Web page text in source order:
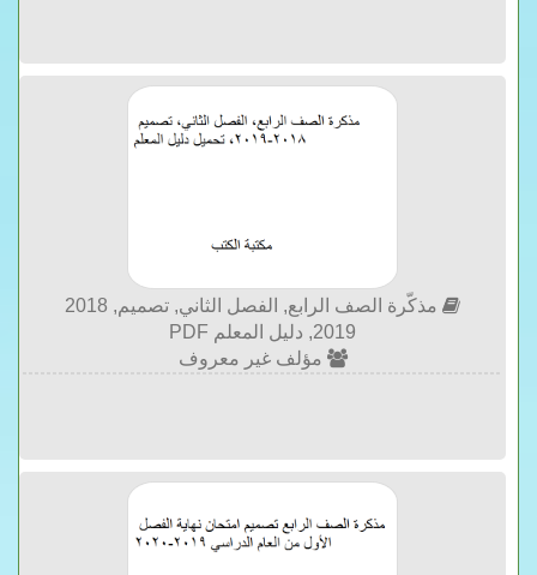
مذكّرة الصف الرابع, الفصل الثاني, تصميم, 2018
2019, دليل المعلم PDF
مؤلف غير معروف